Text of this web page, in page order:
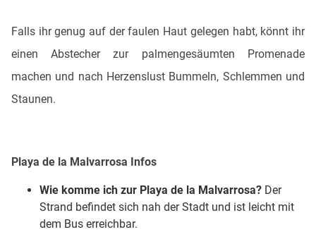
Falls ihr genug auf der faulen Haut gelegen habt, könnt ihr
einen Abstecher zur palmengesäumten Promenade
machen und nach Herzenslust Bummeln, Schlemmen und
Staunen.
Playa de la Malvarrosa Infos
Wie komme ich zur Playa de la Malvarrosa? Der
Strand befindet sich nah der Stadt und ist leicht mit
dem Bus erreichbar.